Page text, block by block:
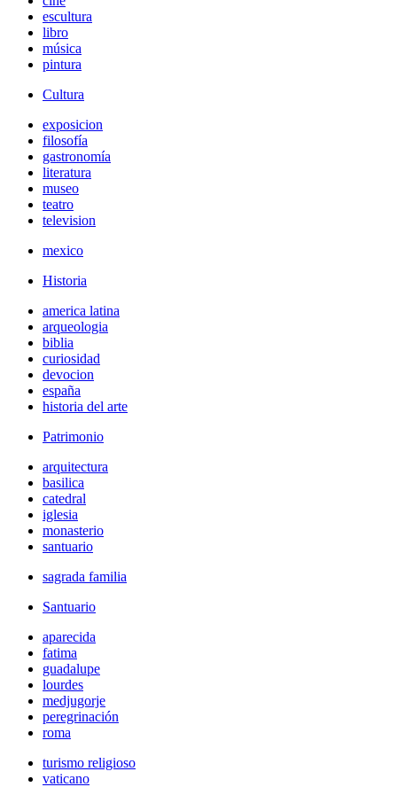
escultura
libro
música
pintura
Cultura
exposicion
filosofía
gastronomía
literatura
museo
teatro
television
mexico
Historia
america latina
arqueologia
biblia
curiosidad
devocion
españa
historia del arte
Patrimonio
arquitectura
basilica
catedral
iglesia
monasterio
santuario
sagrada familia
Santuario
aparecida
fatima
guadalupe
lourdes
medjugorje
peregrinación
roma
turismo religioso
vaticano